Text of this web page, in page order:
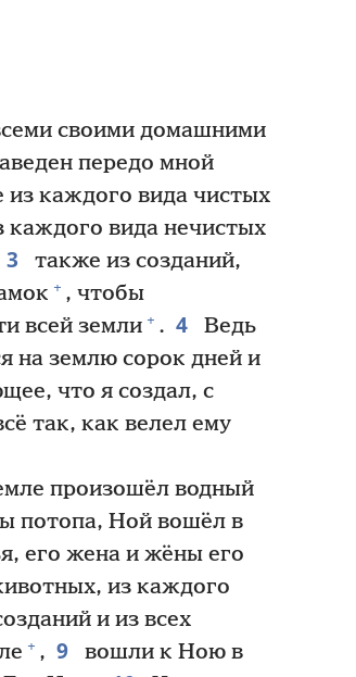
своими домашними
передо мной
из каждого вида чистых
каждого вида нечистых
3
также из созданий,
+ , чтобы
всей земли + . 4
Ведь
на землю сорок дней и
что я создал, с
так, как велел ему
произошёл водный
потопа, Ной вошёл в
его жена и жёны его
из каждого
и из всех
+ , 9
вошли к Ною в